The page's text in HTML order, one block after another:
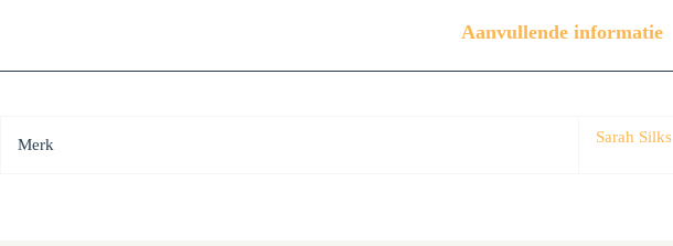
Aanvullende informatie
Merk Sarah Silks